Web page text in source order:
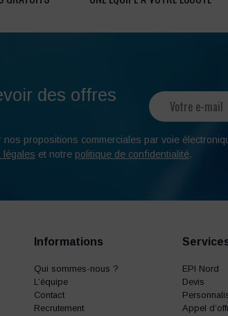
des offres
propositions commerciales par voie
légales et notre politique de confidentialité.
Informations
Qui sommes-nous ?
L’équipe
Contact
Recrutement
EPI Nord
Devis
Appel